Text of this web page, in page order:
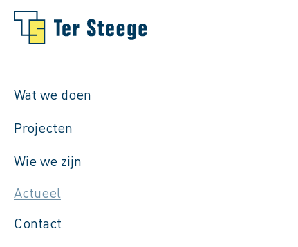
Wat we doen
Projecten
Wie we zijn
Actueel
Contact